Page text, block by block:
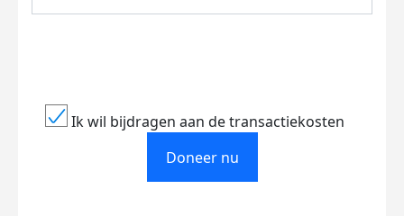
Ik wil bijdragen aan de transactiekosten
Doneer nu